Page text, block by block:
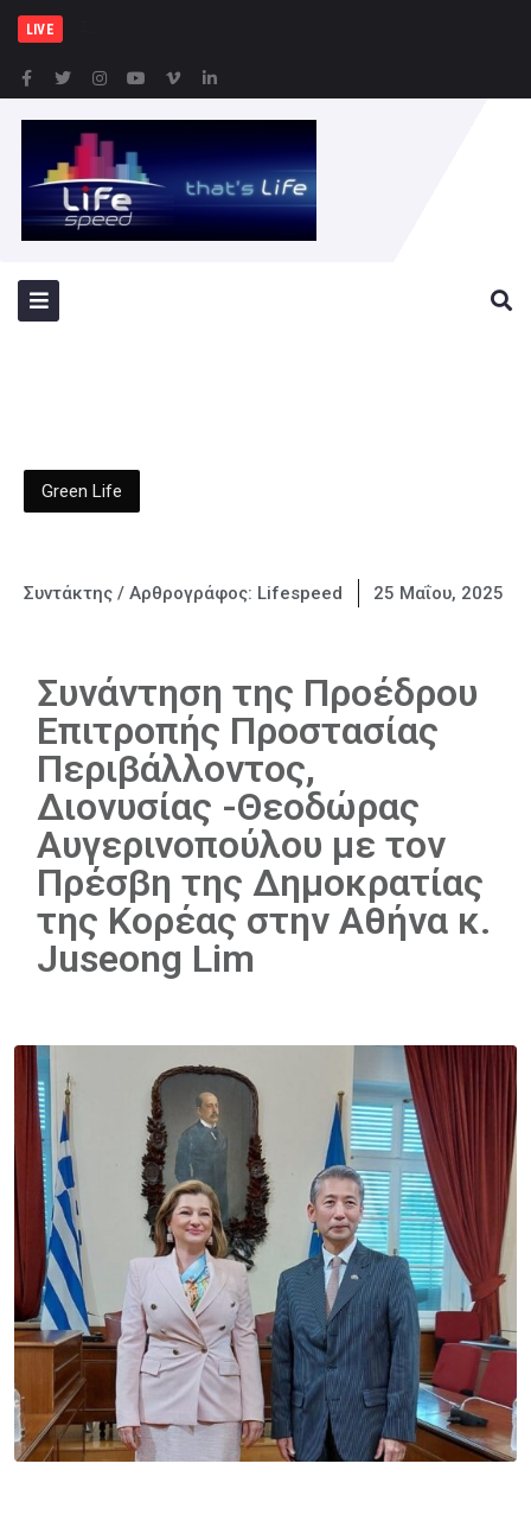
LIVE
Green Life
Συντάκτης / Αρθρογράφος: Lifespeed 25 Μαΐου, 2025
Συνάντηση της Προέδρου
Επιτροπής Προστασίας
Περιβάλλοντος,
Διονυσίας -Θεοδώρας
Αυγερινοπούλου με τον
Πρέσβη της Δημοκρατίας
της Κορέας στην Αθήνα κ.
Juseong Lim